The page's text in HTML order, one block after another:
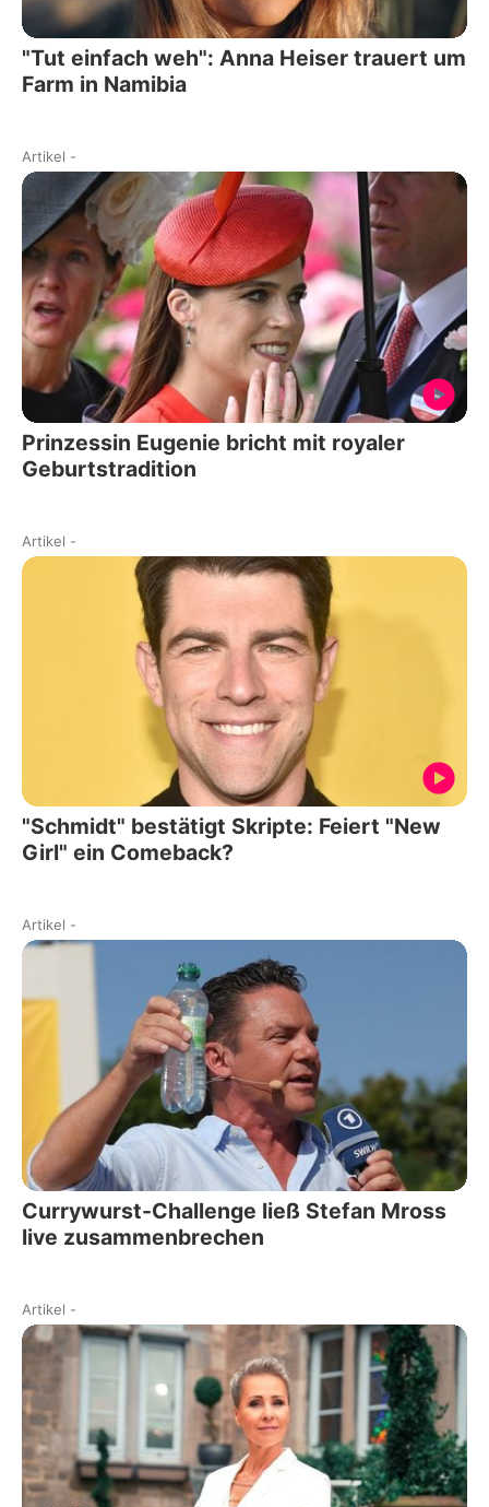
"Tut einfach weh": Anna Heiser trauert um
Farm in Namibia
Artikel -
Prinzessin Eugenie bricht mit royaler
Geburtstradition
Artikel -
"Schmidt" bestätigt Skripte: Feiert "New
Girl" ein Comeback?
Artikel -
Currywurst-Challenge ließ Stefan Mross
live zusammenbrechen
Artikel -